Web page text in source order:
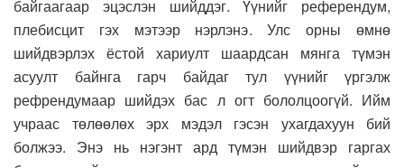
байгаагаар эцэслэн шийддэг. Үүнийг референдум,
плебисцит гэх мэтээр нэрлэнэ. Улс орны өмнө
шийдвэрлэх ёстой хариулт шаардсан мянга түмэн
асуулт байнга гарч байдаг тул үүнийг үргэлж
рефрендумаар шийдэх бас л огт бололцоогүй. Ийм
учраас төлөөлөх эрх мэдэл гэсэн ухагдахуун бий
болжээ. Энэ нь нэгэнт ард түмэн шийдвэр гаргах